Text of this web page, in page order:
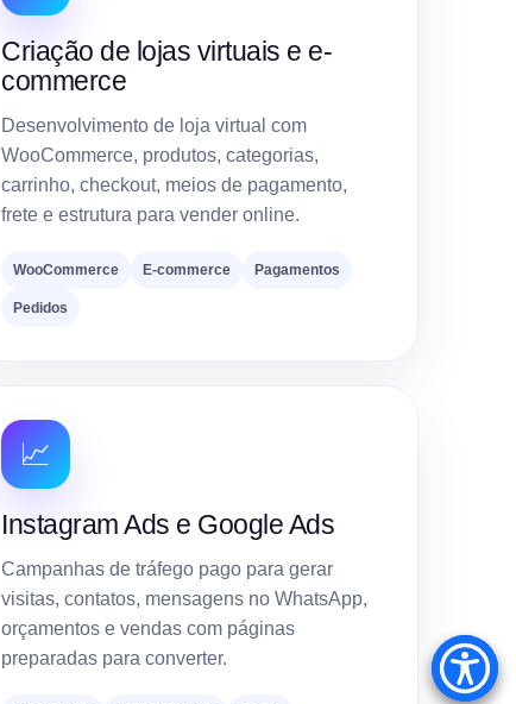
Criação de lojas virtuais e e-
commerce
Desenvolvimento de loja virtual com
WooCommerce, produtos, categorias,
carrinho, checkout, meios de pagamento,
frete e estrutura para vender online.
WooCommerce E-commerce Pagamentos
Pedidos
📈
Instagram Ads e Google Ads
Campanhas de tráfego pago para gerar
visitas, contatos, mensagens no WhatsApp,
orçamentos e vendas com páginas
preparadas para converter.